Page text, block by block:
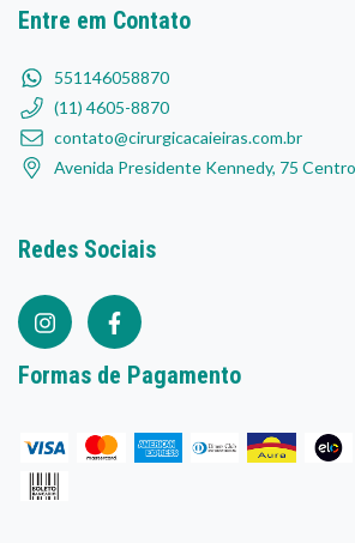
Entre em Contato
551146058870
(11) 4605-8870
contato@cirurgicacaieiras.com.br
Avenida Presidente Kennedy, 75
Redes Sociais